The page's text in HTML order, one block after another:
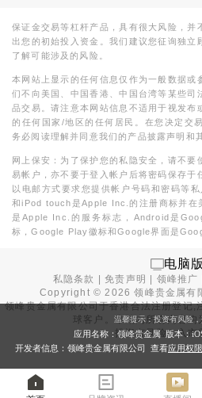
保证金交易等杠杆产品，具有很大风险，并
出您的初始投入资金。我们建议您征询独立
了解可能涉及的风险。
本网站上显示的任何信息仅作为一般数据或
们不向美国、中国香港、中国台湾等某些司
品交易。请注意本网站信息不适用于视发布
的任何国家/地区的任何居民。在您决定交
务必阅读理解并同意我们的产品披露声明和
网上保安：为了保护您的私隐安全，请不要
易帐户，亦不要于登入帐户后将密码保存于
以电邮方式要求您提供帐户号码和密码等
和iPod touch是Apple Inc.的注册商标并在
是Apple Inc.的服务标志，Android是
标，Google Play徽标和Google界面是
电脑版
私隐条款 |免责声明 领峰推广
Copyright ©2026 领峰贵金属有
领峰贵金属有限公司于香港合法注册登记,
球客户。本站内所有内容均
投资有风险，入市
温馨提示：投资有风险
应用名称：领峰贵金属 版本：
开发者信息：领峰贵金属有限公司 查看应用权限